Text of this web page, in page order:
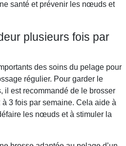
santé et prévenir les nœuds et
plusieurs fois par
des soins du pelage pour
régulier. Pour garder le
est recommandé de le brosser
3 fois par semaine. Cela aide à
les nœuds et à stimuler la